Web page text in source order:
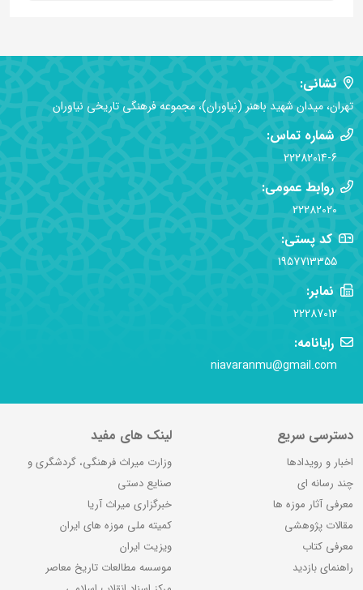
نشانی:
تهران، میدان شهید باهنر (نیاوران)، مجموعه فرهنگی تاریخی نیاوران
شماره تماس:
22282014-6
روابط عمومی:
22282020
کد پستی:
1957713355
نمابر:
22287012
رایانامه:
niavaranmu@gmail.com
دسترسی سریع
اخبار و رویدادها
چند رسانه ای
معرفی آثار موزه ها
مقالات پژوهشی
معرفی کتاب
راهنمای بازدید
لینک های مفید
وزارت میراث فرهنگی، گردشگری و
صنایع دستی
خبرگزاری میراث آریا
کمیته ملی موزه های ایران
ویزیت ایران
موسسه مطالعات تاریخ معاصر